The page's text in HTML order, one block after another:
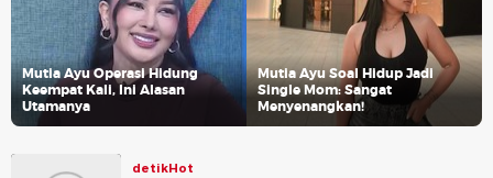
Mutia Ayu Operasi Hidung
Keempat Kali, Ini Alasan
Utamanya
Mutia Ayu Soal Hidup Jadi
Single Mom: Sangat
Menyenangkan!
detikHot